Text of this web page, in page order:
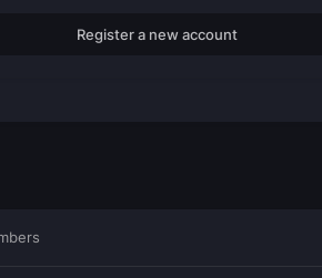
Register a new account